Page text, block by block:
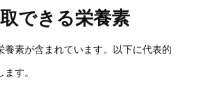
できる栄養素
養素が含まれています。以下に代表的
す。